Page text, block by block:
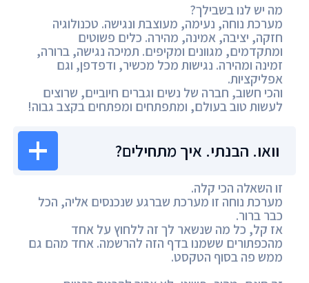
מה יש לנו בשבילך?
מערכת נוחה, נעימה, מעוצבת ונגישה. טכנולוגיה
חזקה, יציבה, אמינה, מהירה. כלים פשוטים
ומתקדמים, מגוונים ומקיפים. תמיכה נגישה, ברורה,
זמינה ומהירה. נגישות מכל מכשיר, ודפדפן, וגם
אפליקציות.
והכי חשוב, חברה של נשים וגברים חיוביים, שרוצים
לעשות טוב בעולם, ומתפתחים ומפתחים בקצב גבוה!
וואו. הבנתי. איך מתחילים?
זו השאלה הכי קלה.
מערכת נוחה זו מערכת שברגע שנכנסים אליה, הכל
כבר ברור.
אז קל, כל מה שנשאר לך זה ללחוץ על אחד
מהכפתורים ששמנו בדף הזה להרשמה. אחד מהם גם
ממש פה בסוף הטקסט.